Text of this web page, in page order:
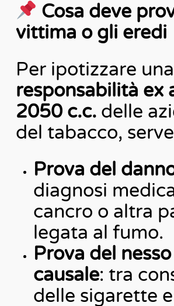
Cosa deve
vittima o gli eredi
Per ipotizzare una
responsabilità ex
2050 c.c.delle
del tabacco,
Prova del
diagnosi
cancro o altra
legata al fumo.
Prova del nesso
causale: tra
delle sigarette e